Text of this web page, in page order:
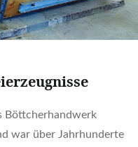
Böttcherhandwerk
war über Jahrhunderte